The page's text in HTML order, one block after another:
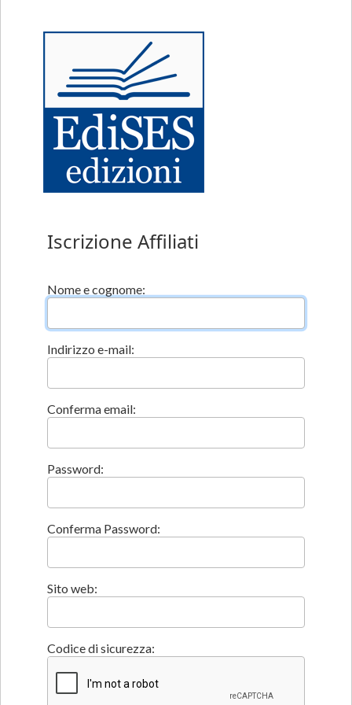
Iscrizione Affiliati
Nome e cognome:
Indirizzo e-mail:
Conferma email:
Password:
Conferma Password:
Sito web:
Codice di sicurezza: